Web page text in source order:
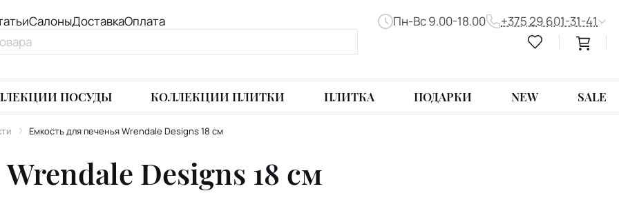
СалоныДоставкаОплата Пн-Вс 9.00-18.00 +375 29 601-31-41
ПОСУДЫ КОЛЛЕКЦИИ ПЛИТКИ ПЛИТКА ПОДАРКИ NEW SALE
Емкость для печенья Wrendale Designs 18 см
Designs 18 см